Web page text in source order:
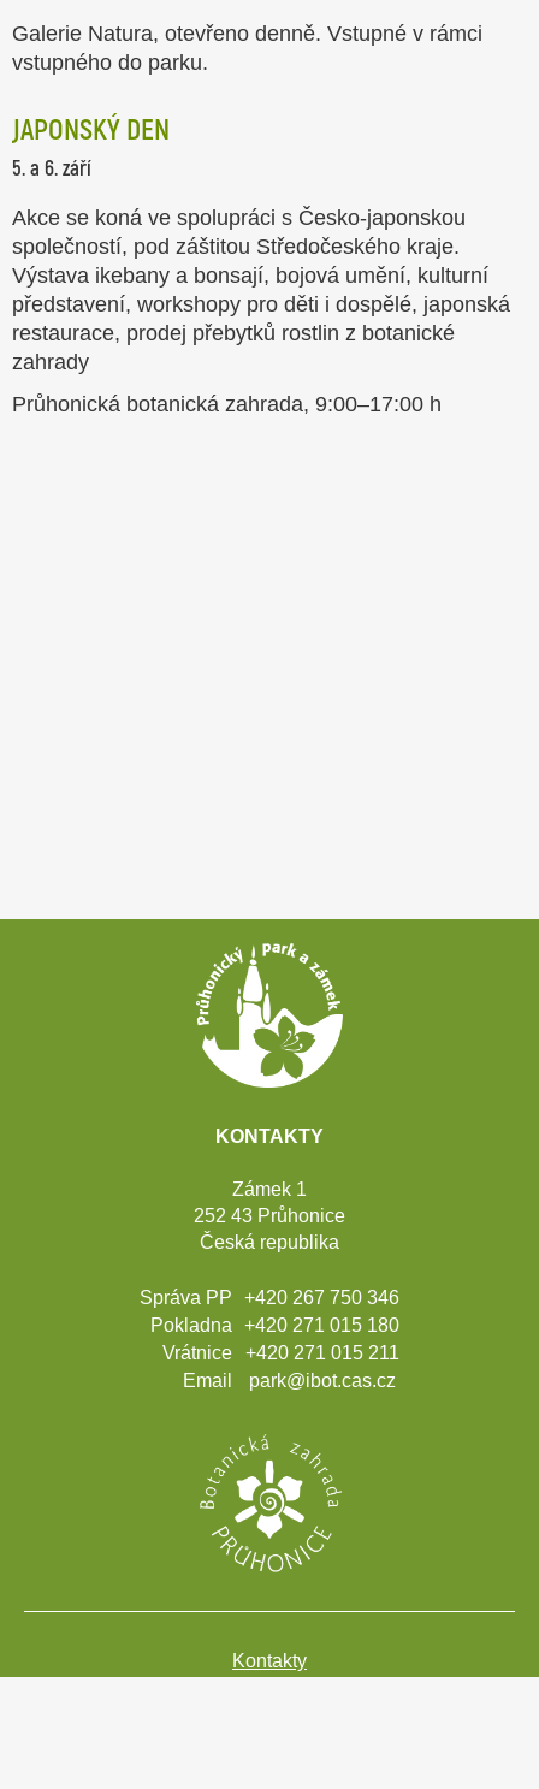
Galerie Natura, otevřeno denně. Vstupné v rámci
vstupného do parku.
JAPONSKÝ DEN
5. a 6. září
Akce se koná ve spolupráci s Česko-japonskou
společností, pod záštitou Středočeského kraje.
Výstava ikebany a bonsají, bojová umění, kulturní
představení, workshopy pro děti i dospělé, japonská
restaurace, prodej přebytků rostlin z botanické
zahrady
Průhonická botanická zahrada, 9:00–17:00 h
KONTAKTY
Zámek 1
252 43 Průhonice
Česká republika
Správa PP
Pokladna
Vrátnice
Email
+420 267 750 346
+420 271 015 180
+420 271 015 211
park@ibot.cas.cz
Kontakty